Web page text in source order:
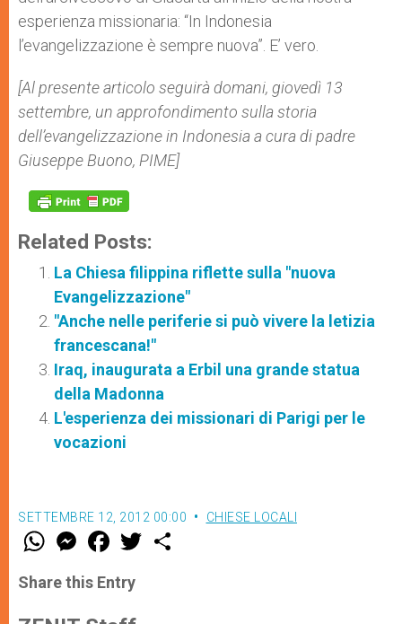
esperienza missionaria: “In Indonesia
l’evangelizzazione è sempre nuova”. E’ vero.
[Al presente articolo seguirà domani, giovedì 13
settembre, un approfondimento sulla storia
dell’evangelizzazione in Indonesia a cura di padre
Giuseppe Buono, PIME]
Related Posts:
La Chiesa filippina riflette sulla "nuova
Evangelizzazione"
"Anche nelle periferie si può vivere la letizia
francescana!"
Iraq, inaugurata a Erbil una grande statua
della Madonna
L'esperienza dei missionari di Parigi per le
vocazioni
SETTEMBRE 12, 2012 00:00 CHIESE LOCALI
W
t
s
p
M
e
s
e
g
F
a
e
b
o
w
Share this Entry